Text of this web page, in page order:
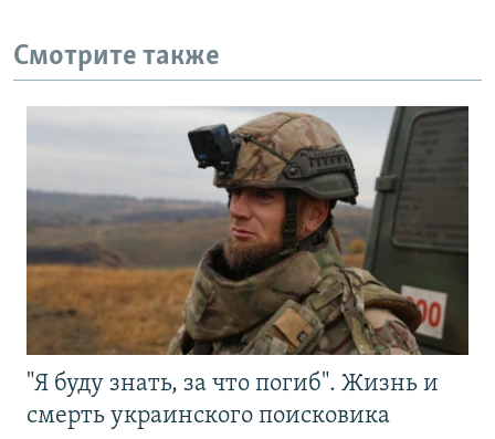
Смотрите также
"Я буду знать, за что погиб". Жизнь и
смерть украинского поисковика